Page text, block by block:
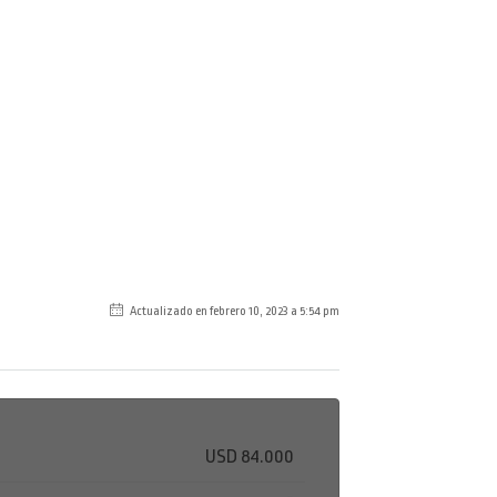
Actualizado en febrero 10, 2023 a 5:54 pm
USD 84.000